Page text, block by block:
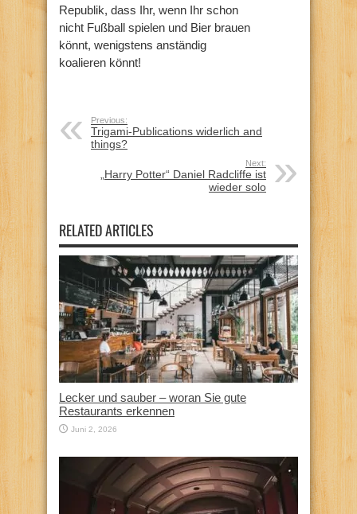
Republik, dass Ihr, wenn Ihr schon
nicht Fußball spielen und Bier brauen
könnt, wenigstens anständig
koalieren könnt!
Previous:
Trigami-Publications widerlich and
things?
Next:
„Harry Potter“ Daniel Radcliffe ist
wieder solo
RELATED ARTICLES
Lecker und sauber – woran Sie gute
Restaurants erkennen
Juni 2, 2026